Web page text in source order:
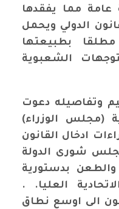
عامة مما يفقدها
الدولي ويحمل
بطبيعتها
الشعبوية
وتفاصيله دعوت
(مجلس الوزراء)
ادخال القانون
شورى الدولة
بدستورية
العليا. .
الى اوسع نطاق